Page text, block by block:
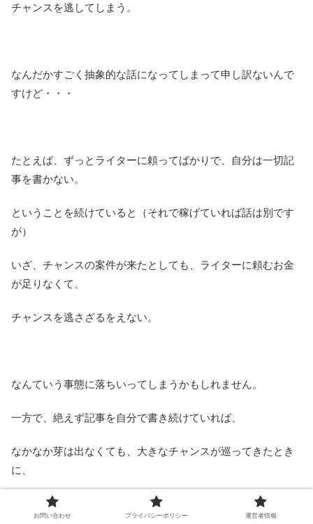
チャンスを逃してしまう。
なんだかすごく抽象的な話になってしまって申し訳ないんで
すけど・・・
たとえば、ずっとライターに頼ってばかりで、自分は一切記
事を書かない。
ということを続けていると（それで稼げていれば話は別です
が）
いざ、チャンスの案件が来たとしても、ライターに頼むお金
が足りなくて、
チャンスを逃さざるをえない。
なんていう事態に落ちいってしまうかもしれません。
一方で、絶えず記事を自分で書き続けていれば、
なかなか芽は出なくても、大きなチャンスが巡ってきたとき
に、
ライターを頼らず自分で地道にチャレンジを続けることがで
お問い合わせ プライバシーポリシー 運営者情報